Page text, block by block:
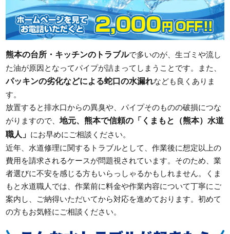
熊本の台所・キッチンのトラブルで多いのが、生ゴミや流し
た油が原因となってパイプが詰まってしまうことです。また、
パッキンの劣化などによる蛇口の水漏れなども良くありま
す。
放置すると排水口からの異臭や、パイプそのものの破損につな
がりますので、地元、熊本で信頼の「くまもと（熊本）水道
職人」 にお早めにご相談ください。
近年、水道修理に関するトラブルとして、作業後に想定以上の
費用を請求されるケースが問題視されています。そのため、業
者選びに不安を感じる方もいらっしゃるかもしれません。くま
もと水道職人では、作業前に料金や作業内容について丁寧にご
案内し、ご納得いただいてから対応を進めております。初めて
の方もお気軽にご相談ください。